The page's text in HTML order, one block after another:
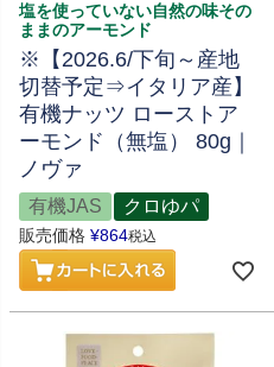
塩を使っていない自然の味その
ままのアーモンド
※【2026.6/下旬～産地
切替予定⇒イタリア産】
有機ナッツ ローストア
ーモンド（無塩） 80g｜
ノヴァ
有機JAS クロゆパ
販売価格 ¥864税込